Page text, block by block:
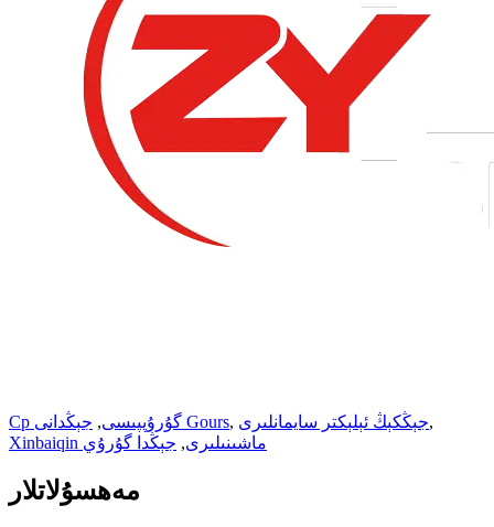
Cp گۇرۇپپىسى, جېڭدانى Gours, جېڭكېڭ ئېلېكتر سايمانلىرى,
Xinbaiqin ماشىنىلىرى, جېڭدا گۇرۇي
مەھسۇلاتلار